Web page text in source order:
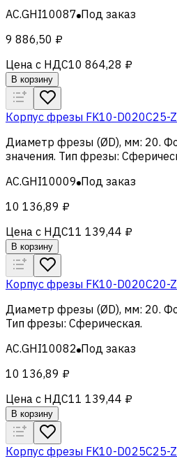
AC.GHI10087 Под заказ
9 886,50 ₽
Цена с НДС10 864,28 ₽
В корзину
Корпус фрезы FK10-D020C25-
Диаметр фрезы (ØD), мм: 20.
значения. Тип фрезы:
AC.GHI10009 Под заказ
10 136,89 ₽
Цена с НДС11 139,44 ₽
В корзину
Корпус фрезы FK10-D020C20-
Диаметр фрезы (ØD), мм: 20.
Тип фрезы: Сферическая.
AC.GHI10082 Под заказ
10 136,89 ₽
Цена с НДС11 139,44 ₽
В корзину
Корпус фрезы FK10-D025C25-